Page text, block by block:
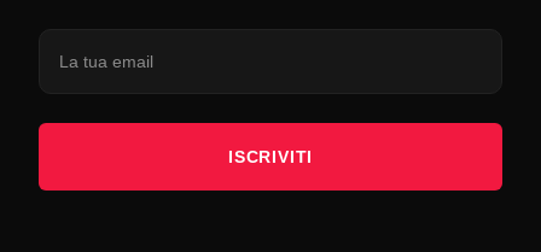
ISCRIVITI